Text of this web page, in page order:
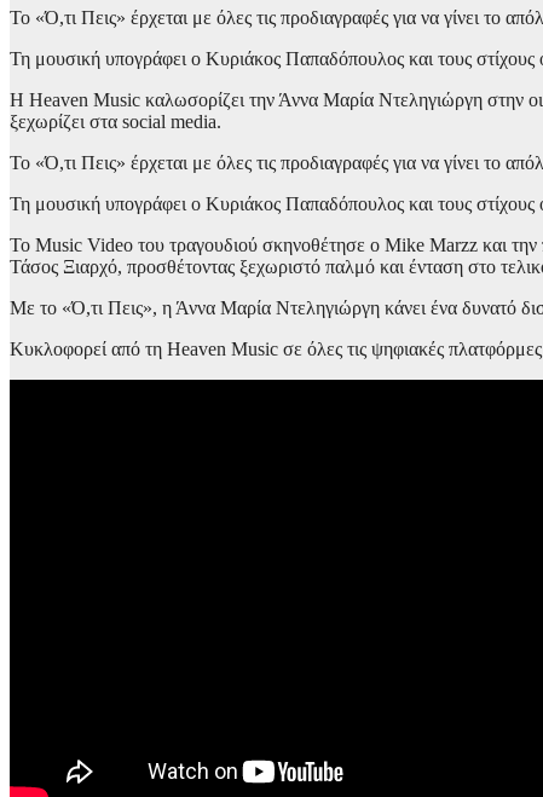
Το «Ό,τι Πεις» έρχεται με όλες τις προδιαγραφές για να γίνει το
Τη μουσική υπογράφει ο Κυριάκος Παπαδόπουλος και τους
Η Heaven Music καλωσορίζει την Άννα Μαρία Ντεληγιώργη στην
ξεχωρίζει στα social media.
Το «Ό,τι Πεις» έρχεται με όλες τις προδιαγραφές για να γίνει το
Τη μουσική υπογράφει ο Κυριάκος Παπαδόπουλος και τους
Το Music Video του τραγουδιού σκηνοθέτησε ο Mike Marzz και την
Τάσος Ξιαρχό, προσθέτοντας ξεχωριστό παλμό και ένταση στο
Με το «Ό,τι Πεις», η Άννα Μαρία Ντεληγιώργη κάνει ένα δυνατό
Κυκλοφορεί από τη Heaven Music σε όλες τις ψηφιακές